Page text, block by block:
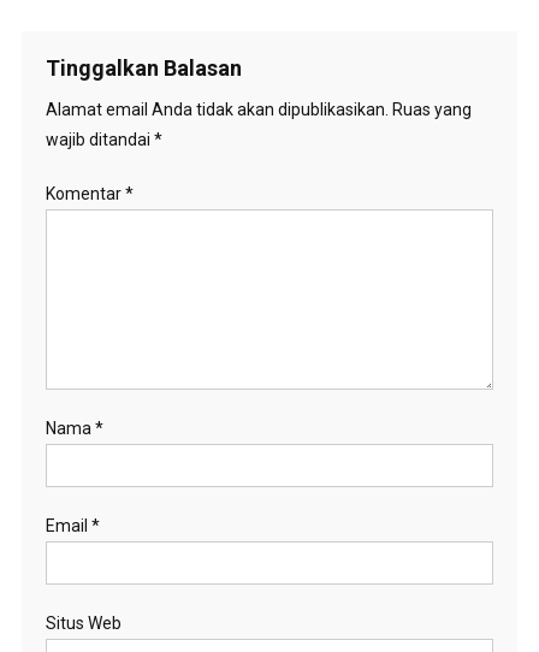
Tinggalkan Balasan
Alamat email Anda tidak akan dipublikasikan. Ruas yang
wajib ditandai *
Komentar*
Nama*
Email *
Situs Web